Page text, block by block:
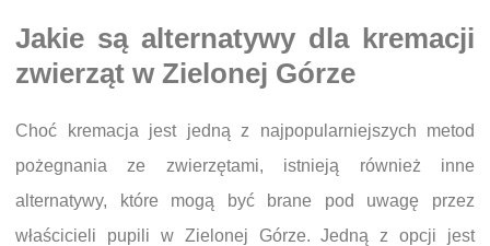
Jakie są alternatywy dla kremacji
zwierząt w Zielonej Górze
Choć kremacja jest jedną z najpopularniejszych metod
pożegnania ze zwierzętami, istnieją również inne
alternatywy, które mogą być brane pod uwagę przez
właścicieli pupili w Zielonej Górze. Jedną z opcji jest